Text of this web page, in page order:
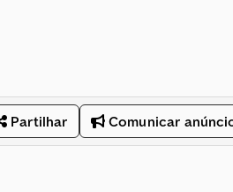
Partilhar Comunicar